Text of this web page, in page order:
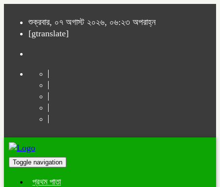
শুক্রবার, ০৭ অগাস্ট ২০২৬, ০৬:২৩ অপরাহ্ন
[gtranslate]
Toggle navigation
প্রথম পাতা